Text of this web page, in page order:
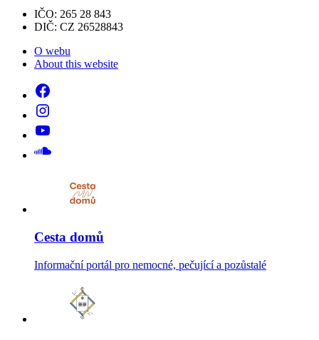
IČO: 265 28 843
DIČ: CZ 26528843
O webu
About this website
Cesta domů
Informační portál pro nemocné, pečující a pozůstalé